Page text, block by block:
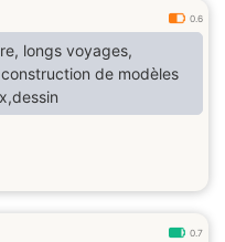
0.6
de modèles
0.7